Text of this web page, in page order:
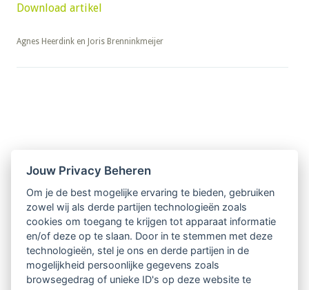
Download artikel
​​​​​​​Agnes Heerdink en Joris Brenninkmeijer
Nieuwsbrief
Ontvang 10 x per jaar de LVSC-
relatienieuwsbrief met o.a.:
vrij toegankelijke TsvB-artikelen
Jouw Privacy Beheren
Om je de best mogelijke ervaring te bieden, gebruiken
zowel wij als derde partijen technologieën zoals
cookies om toegang te krijgen tot apparaat informatie
en/of deze op te slaan. Door in te stemmen met deze
technologieën, stel je ons en derde partijen in de
mogelijkheid persoonlijke gegevens zoals
browsegedrag of unieke ID's op deze website te